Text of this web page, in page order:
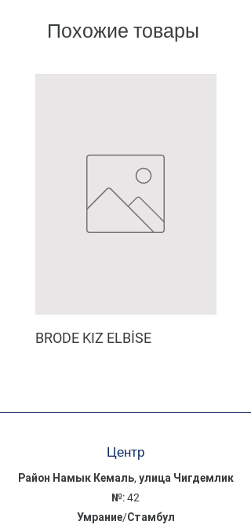
Похожие товары
BRODE KIZ ELBİSE
Центр
Район Намык Кемаль, улица Чигдемлик
№: 42
Умрание/Стамбул